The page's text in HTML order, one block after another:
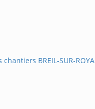
BREIL-SUR-ROYA